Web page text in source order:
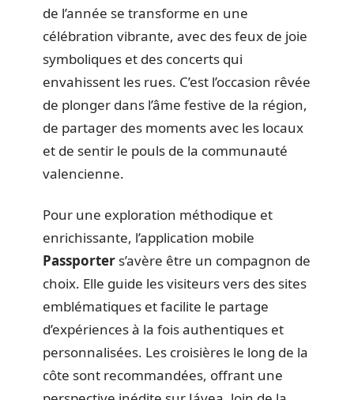
de l’année se transforme en une
célébration vibrante, avec des feux de joie
symboliques et des concerts qui
envahissent les rues. C’est l’occasion rêvée
de plonger dans l’âme festive de la région,
de partager des moments avec les locaux
et de sentir le pouls de la communauté
valencienne.
Pour une exploration méthodique et
enrichissante, l’application mobile
Passporter s’avère être un compagnon de
choix. Elle guide les visiteurs vers des sites
emblématiques et facilite le partage
d’expériences à la fois authentiques et
personnalisées. Les croisières le long de la
côte sont recommandées, offrant une